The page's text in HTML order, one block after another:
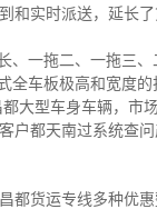
实时派送，延长了
一拖二、一拖三、
车板极高和宽度的
大型车身车辆，市
户都天南过系统查
货运专线多种优惠